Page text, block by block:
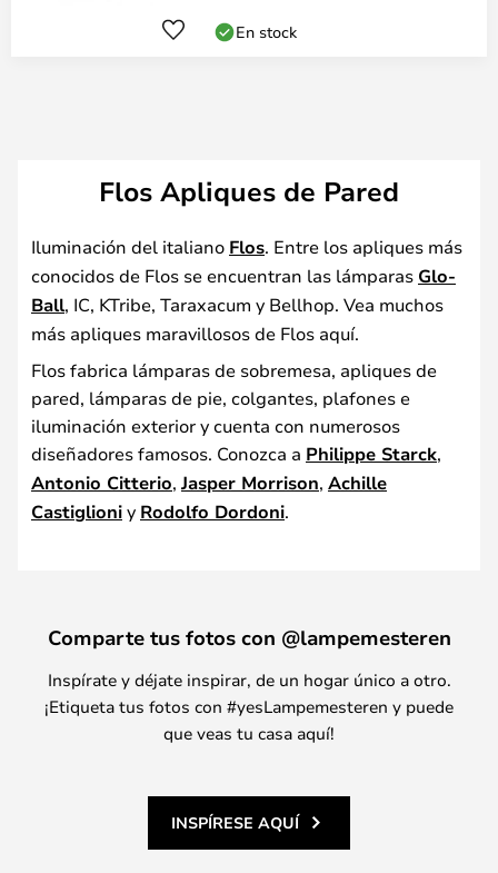
En stock
Flos Apliques de Pared
Iluminación del italiano Flos. Entre los apliques más
conocidos de Flos se encuentran las lámparas Glo-
Ball, IC, KTribe, Taraxacum y Bellhop. Vea muchos
más apliques maravillosos de Flos aquí.
Flos fabrica lámparas de sobremesa, apliques de
pared, lámparas de pie, colgantes, plafones e
iluminación exterior y cuenta con numerosos
diseñadores famosos. Conozca a Philippe Starck,
Antonio Citterio, Jasper Morrison, Achille
Castiglioniy Rodolfo Dordoni.
Comparte tus fotos con @lampemesteren
Inspírate y déjate inspirar, de un hogar único a otro.
¡Etiqueta tus fotos con #yesLampemesteren y puede
que veas tu casa aquí!
INSPÍRESE AQUÍ